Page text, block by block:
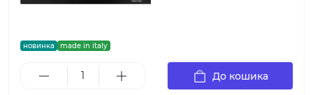
новинка made in italy
До кошика